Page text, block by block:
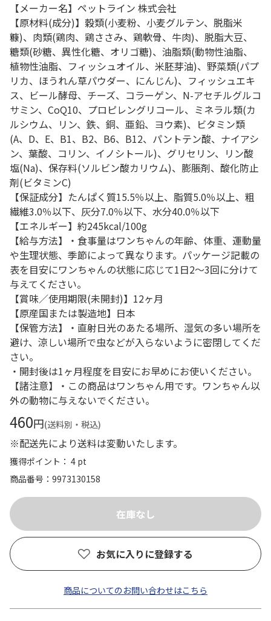
【メーカー名】ペットライン 株式会社
【原材料(成分)】穀類(小麦粉、小麦グルテン、脱脂米
糠)、肉類(鶏肉、鶏ささみ、鶏軟骨、牛肉)、脱脂大豆、
糖類(砂糖、異性化糖、オリゴ糖)、油脂類(動物性油脂、
植物性油脂、フィッシュオイル、米胚芽油)、野菜類(パプ
リカ、ほうれん草パウダー、にんじん)、フィッシュエキ
ス、ビール酵母、チーズ、コラーゲン、N-アセチルグルコ
サミン、CoQ10、プロピレングリコール、ミネラル類(カ
ルシウム、リン、鉄、銅、亜鉛、ヨウ素)、ビタミン類
(A、D、E、B1、B2、B6、B12、パントテン酸、ナイアシ
ン、葉酸、コリン、イノシトール)、グリセリン、リン酸
塩(Na)、保存料(ソルビン酸カリウム)、膨脹剤、酸化防止
剤(ビタミンC)
【保証成分】たんぱく質15.5％以上、脂質5.0％以上、粗
繊維3.0％以下、灰分7.0％以下、水分40.0％以下
【エネルギー】約245kcal/100g
【給与方法】・食事量はワンちゃんの年齢、体重、運動量
や生理状態、季節によって異なります。パッケージ記載の
表を目安にワンちゃんの状態に応じて1日2～3回に分けて
与えてください。
【賞味／使用期限(未開封)】12ヶ月
【原産国または製造地】日本
【保管方法】・直射日光のあたる場所、湿気の多い場所を
避け、涼しい場所で虫などが入らないように密閉してくだ
さい。
・開封後は1ヶ月程度を目安にお早めにお使いください。
【諸注意】・この商品はワンちゃん用です。ワンちゃん以
外の動物に与えないでください。
460円(送料別・税込)
※配送先により送料は変動いたします。
獲得ポイント： 4 pt
商品番号
9973130158
お気に入りに登録する
商品についてのお問い合わせはこちら